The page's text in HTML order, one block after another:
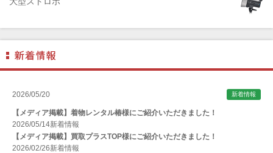
ALT（アルト）
ARAX（アラクス）
Arca-Swiss（アルカスイス）
2026/05/20 新着情報
【メディア掲載】着物レンタル椿様にご紹介いただきました！
2026/05/14新着情報
【メディア掲載】買取プラスTOP様にご紹介いただきました！
2026/02/26新着情報